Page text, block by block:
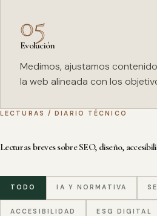
05
Evolución
Medimos, ajustamos
la web alineada con los
LECTURAS / DIARIO TÉCNICO
Lecturas breves sobre SEO, diseño,
TODO IA Y NORMATIVA
ACCESIBILIDAD ESG DIGITAL